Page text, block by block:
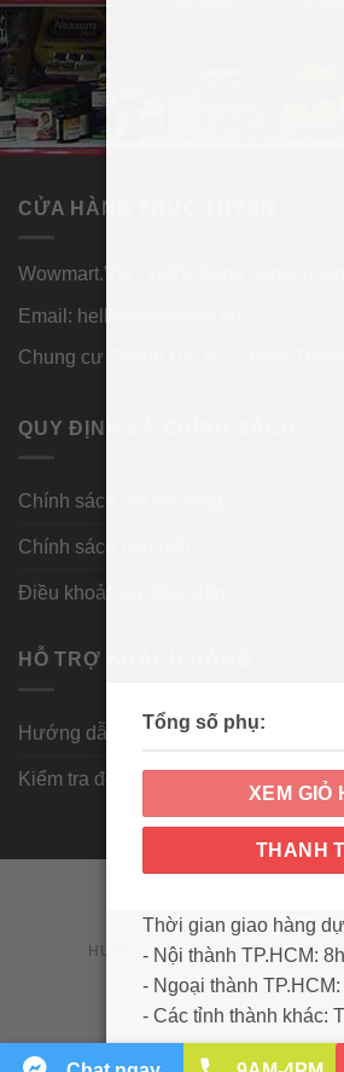
Tổng số phụ:
XEM GIỎ
THANH
Thời gian giao hàng
- Nội thành TP.HCM:
- Ngoại thành
- Các tỉnh thành khác:
✓Polythylene glycol 3350 làm tăng
làm mềm phân.
Thành phần bột uống hỗ trợ
Hướng dẫn sử dụng bột
nhuận tràng, cải thiện táo
CỬA HÀNG TRỰC TUYẾN
Wowmart.VN | 100% hàng ngoại nhập.
Email: hello@wowmart.vn
Chung cư Thanh Đa, P27, Bình
QUY ĐỊNH VÀ CHÍNH SÁCH
Chính sách đổi trả hàng
Chính sách bảo mật
Điều khoản và điều kiện
HỖ TRỢ KHÁCH HÀNG
Hướng dẫn mua hàng
Kiểm tra đơn hàng
HƯỚNG DẪN MUA HÀNG KIỂM
Copyright 2026 ©